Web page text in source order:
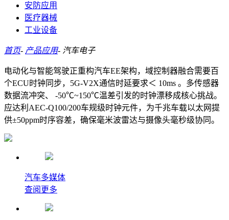
安防应用
医疗器械
工业设备
首页- 产品应用- 汽车电子
电动化与智能驾驶正重构汽车EE架构，域控制器融合需要百
个ECU时钟同步，5G-V2X通信时延要求＜ 10ms 。多传感器
数据流冲突、 -50℃~150℃温差引发的时钟漂移成核心挑战。
应达利AEC-Q100/200车规级时钟元件，为千兆车载以太网提
供±50ppm时序容差，确保毫米波雷达与摄像头毫秒级协同。
汽车多媒体
查阅更多